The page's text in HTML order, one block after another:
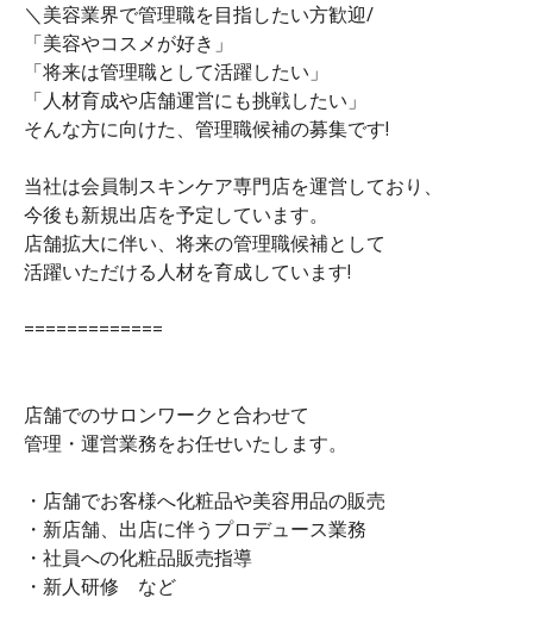
＼美容業界で管理職を目指したい方歓迎/
「美容やコスメが好き」
「将来は管理職として活躍したい」
「人材育成や店舗運営にも挑戦したい」
そんな方に向けた、管理職候補の募集です!
当社は会員制スキンケア専門店を運営しており、
今後も新規出店を予定しています。
店舗拡大に伴い、将来の管理職候補として
活躍いただける人材を育成しています!
=============
店舗でのサロンワークと合わせて
管理・運営業務をお任せいたします。
・店舗でお客様へ化粧品や美容用品の販売
・新店舗、出店に伴うプロデュース業務
・社員への化粧品販売指導
・新人研修 など